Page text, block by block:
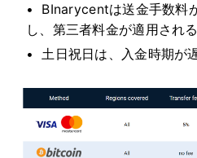
BInarycentは送金手数料
し、第三者料金が適用され
土日祝日は、入金時期が